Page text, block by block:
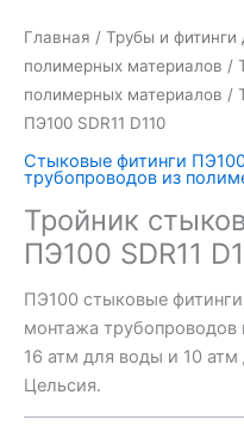
Главная / Трубы и фитинги
полимерных материалов /
полимерных материалов /
ПЭ100 SDR11 D110
Стыковые фитинги
трубопроводов из
Тройник
ПЭ100 SDR11
ПЭ100 стыковые фитинги
монтажа трубопроводов
16 атм для воды и 10 атм
Цельсия.